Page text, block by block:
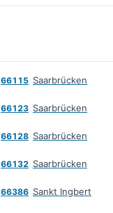
66115 Saarbrücken
66123 Saarbrücken
66128 Saarbrücken
66132 Saarbrücken
66386 Sankt Ingbert